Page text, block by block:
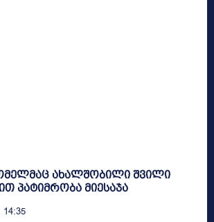
ახალშობილი შვილი
პატიმრობა მიესაჯა
14:35